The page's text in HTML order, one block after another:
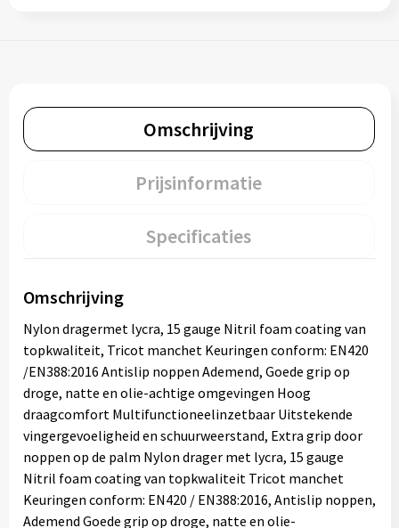
Omschrijving
Prijsinformatie
Specificaties
Omschrijving
Nylon dragermet lycra, 15 gauge Nitril foam coating van
topkwaliteit, Tricot manchet Keuringen conform: EN420
/EN388:2016 Antislip noppen Ademend, Goede grip op
droge, natte en olie-achtige omgevingen Hoog
draagcomfort Multifunctioneelinzetbaar Uitstekende
vingergevoeligheid en schuurweerstand, Extra grip door
noppen op de palm Nylon drager met lycra, 15 gauge
Nitril foam coating van topkwaliteit Tricot manchet
Keuringen conform: EN420 / EN388:2016, Antislip noppen,
Ademend Goede grip op droge, natte en olie-